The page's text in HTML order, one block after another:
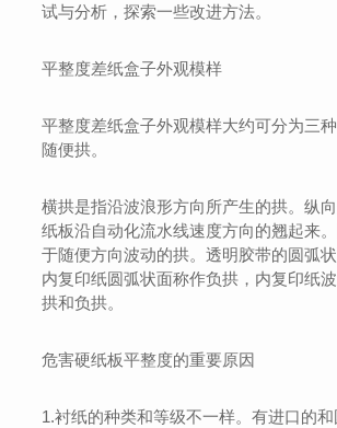
试与分析，探索一些改进方法。
平整度差纸盒子外观模样
平整度差纸盒子外观模样大约可分为三种
随便拱。
横拱是指沿波浪形方向所产生的拱。纵
纸板沿自动化流水线速度方向的翘起来
于随便方向波动的拱。透明胶带的圆弧
内复印纸圆弧状面称作负拱，内复印纸
拱和负拱。
危害硬纸板平整度的重要原因
1.衬纸的种类和等级不一样。有进口的